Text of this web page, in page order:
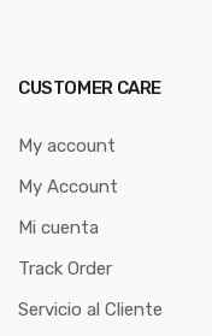
CUSTOMER CARE
My account
My Account
Mi cuenta
Track Order
Servicio al Cliente